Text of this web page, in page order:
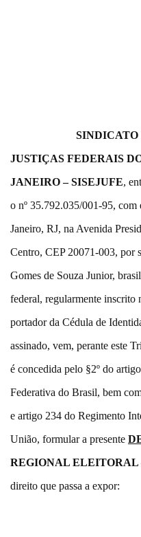
SINDICATO DOS
JUSTIÇAS FEDERAIS
JANEIRO – SISEJUFE,
o nº 35.792.035/001-95,
Janeiro, RJ, na Avenida
Centro, CEP 20071-003, por
Gomes de Souza Junior,
federal, regularmente inscrito
portador da Cédula de
assinado, vem, perante este
é concedida pelo §2º do
Federativa do Brasil, bem
e artigo 234 do Regimento
União, formular a presente
REGIONAL ELEITORAL
direito que passa a expor: